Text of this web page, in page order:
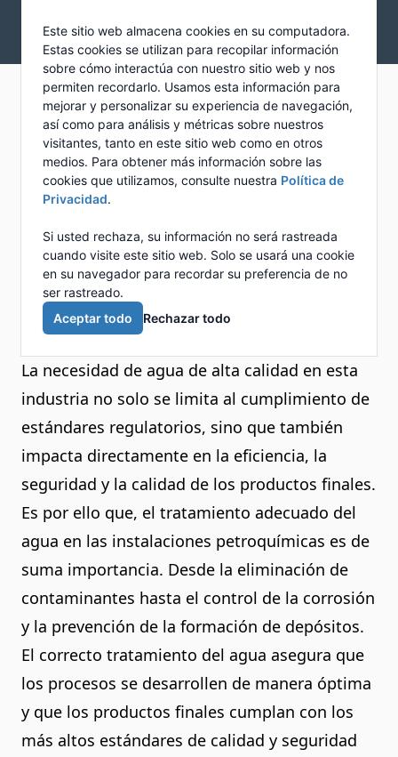
Este sitio web almacena cookies en su computadora.
Estas cookies se utilizan para recopilar información
sobre cómo interactúa con nuestro sitio web y nos
permiten recordarlo. Usamos esta información para
mejorar y personalizar su experiencia de navegación,
así como para análisis y métricas sobre nuestros
visitantes, tanto en este sitio web como en otros
medios. Para obtener más información sobre las
cookies que utilizamos, consulte nuestra Política de
Privacidad.
Si usted rechaza, su información no será rastreada
cuando visite este sitio web. Solo se usará una cookie
en su navegador para recordar su preferencia de no
ser rastreado.
Aceptar todo
Rechazar todo
Newcalgon
Open
Petroquímica
El agua juega un papel fundamental en la
industria petroquímica, ya sea como medio de
enfriamiento, lavado, reactivo químico,
generador de vapor, control de emisiones o
para garantizar la seguridad y eficiencia de los
procesos. Su uso adecuado y eficiente es
crucial.
La necesidad de agua de alta calidad en esta
industria no solo se limita al cumplimiento de
estándares regulatorios, sino que también
impacta directamente en la eficiencia, la
seguridad y la calidad de los productos finales.
Es por ello que, el tratamiento adecuado del
agua en las instalaciones petroquímicas es de
suma importancia. Desde la eliminación de
contaminantes hasta el control de la corrosión
y la prevención de la formación de depósitos.
El correcto tratamiento del agua asegura que
los procesos se desarrollen de manera óptima
y que los productos finales cumplan con los
más altos estándares de calidad y seguridad